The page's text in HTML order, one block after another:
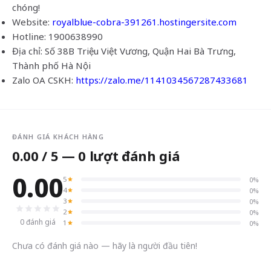
chóng!
Website: royalblue-cobra-391261.hostingersite.com
Hotline: 1900638990
Địa chỉ: Số 38B Triệu Việt Vương, Quận Hai Bà Trưng,
Thành phố Hà Nội
Zalo OA CSKH: https://zalo.me/1141034567287433681
ĐÁNH GIÁ KHÁCH HÀNG
0.00 / 5 — 0 lượt đánh giá
0.00
0 đánh giá
5
0%
4
0%
3
0%
2
0%
1
0%
Chưa có đánh giá nào — hãy là người đầu tiên!